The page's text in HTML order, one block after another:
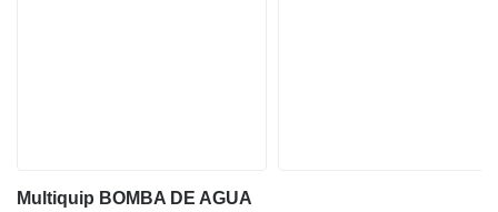
Multiquip BOMBA DE AGUA